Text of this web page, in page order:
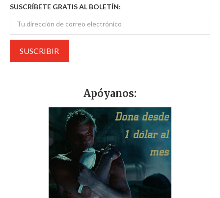
SUSCRÍBETE GRATIS AL BOLETÍN:
Apóyanos: